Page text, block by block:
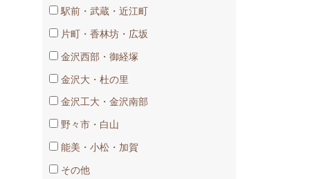
駅前・武蔵・近江町
片町・香林坊・広坂
金沢西部・御経塚
金沢大・杜の里
金沢工大・金沢南部
野々市・白山
能美・小松・加賀
その他